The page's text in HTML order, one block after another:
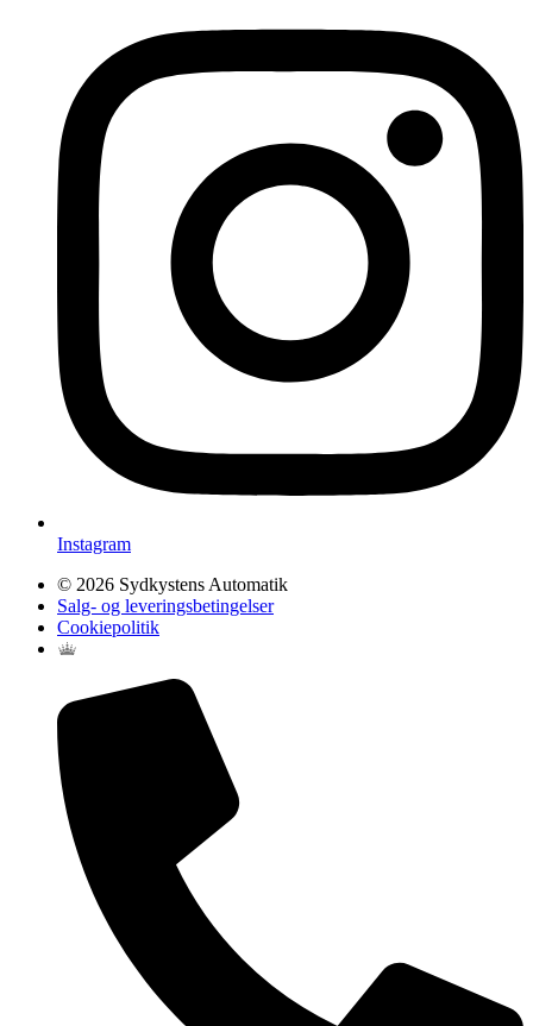
Instagram
© 2026 Sydkystens Automatik
Salg- og leveringsbetingelser
Cookiepolitik